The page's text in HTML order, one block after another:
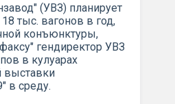
(УВЗ) планирует
тыс. вагонов в год,
конъюнктуры,
гендиректор УВЗ
в кулуарах
выставки
в среду.